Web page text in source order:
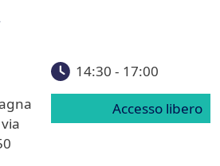
14:30 - 17:00
Accesso libero